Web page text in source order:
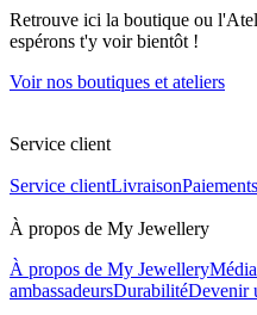
Retrouve ici la boutique ou
espérons t'y voir bientôt !
Voir nos boutiques et ateliers
Service client
Service clientLivraisonPaiements
À propos de My Jewellery
À propos de My Jewellery
ambassadeursDurabilitéDevenir